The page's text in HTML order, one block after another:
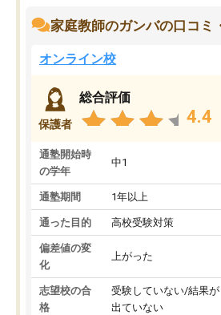
家庭教師のガンバの口コミ
オンライン校
保護者
総合評価
4.4
通塾開始時
の学年
中1
通塾期間 1年以上
通った目的 高校受験対策
偏差値の変
化
上がった
志望校の合
格
受験していない/結果が
出ていない